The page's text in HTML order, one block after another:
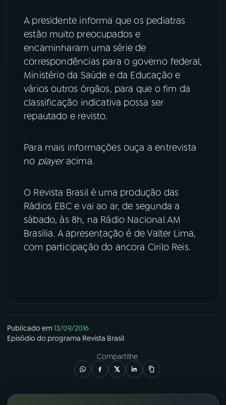
A presidente informa que os pediatras
estão muito preocupados e
encaminharam uma série de
correspondências para o governo federal,
Ministério da Saúde e da Educação e
vários outros órgãos, para que o fim da
classificação indicativa possa ser
repautado e revisto.
Para mais informações ouça a entrevista
no playeracima.
O Revista Brasil é uma produção das
Rádios EBC e vai ao ar, de segunda a
sábado, às 8h, na Rádio Nacional AM
Brasília. A apresentação é de Valter Lima,
com participação do ancora Cirilo Reis.
Publicado em13/09/2016
Episódio do programa Revista Brasil
Compartilhe